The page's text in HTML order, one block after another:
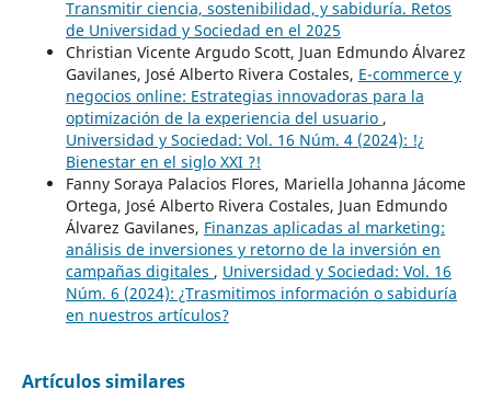
Transmitir ciencia, sostenibilidad, y sabiduría. Retos
de Universidad y Sociedad en el 2025
Christian Vicente Argudo Scott, Juan Edmundo Álvarez
Gavilanes, José Alberto Rivera Costales, E-commerce y
negocios online: Estrategias innovadoras para la
optimización de la experiencia del usuario ,
Universidad y Sociedad: Vol. 16 Núm. 4 (2024): !¿
Bienestar en el siglo XXI ?!
Fanny Soraya Palacios Flores, Mariella Johanna Jácome
Ortega, José Alberto Rivera Costales, Juan Edmundo
Álvarez Gavilanes, Finanzas aplicadas al marketing:
análisis de inversiones y retorno de la inversión en
campañas digitales , Universidad y Sociedad: Vol. 16
Núm. 6 (2024): ¿Trasmitimos información o sabiduría
en nuestros artículos?
Artículos similares